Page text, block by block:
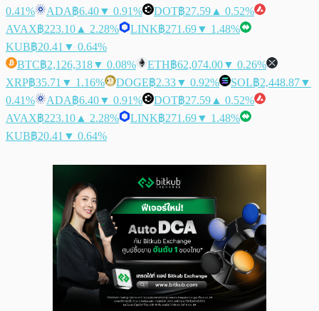
0.41%
ADA฿6.40▼ 0.91% DOT฿27.59 ▲ 0.52%
AVAX฿223.10 ▲ 2.28% LINK฿271.69▼ 1.48%
KUB฿20.41 ▼ 0.64%
BTC฿2,126,318▼ 0.08% ETH฿62,074.00▼ 0.26%
XRP฿35.71 ▼ 1.16% DOGE฿2.33▼ 0.92% SOL฿2,448.87▼
0.41%
ADA฿6.40▼ 0.91% DOT฿27.59 ▲ 0.52%
AVAX฿223.10 ▲ 2.28% LINK฿271.69▼ 1.48%
KUB฿20.41 ▼ 0.64%